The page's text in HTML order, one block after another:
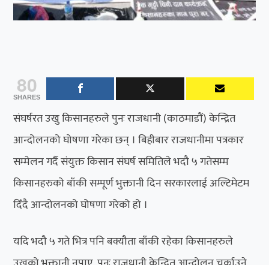
80
SHARES
संघर्षरत उखु किसानहरुले पुनः राजधानी (काठमाडौं) केन्द्रित
आन्दोलनको घोषणा गरेका छन् । बिहीबार राजधानीमा पत्रकार
सम्मेलन गर्दै संयुक्त किसान संघर्ष समितिले भदौ ५ गतेसम्म
किसानहरुको बाँकी सम्पूर्ण भुक्तानी दिन सरकारलाई अल्टिमेटम
दिँदै आन्दोलनको घोषणा गरेको हो ।
यदि भदौ ५ गते भित्र पनि बक्यौता बाँकी रहेका किसानहरुले